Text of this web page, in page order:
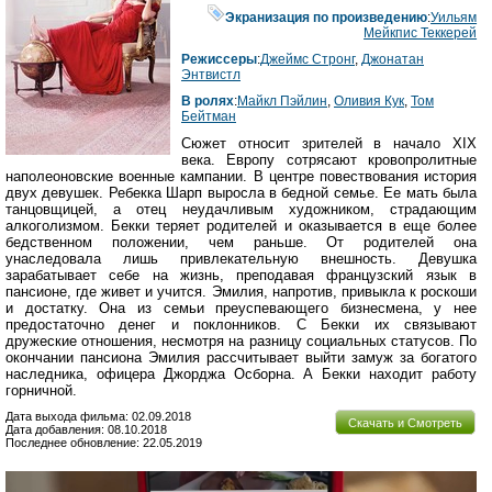
Экранизация по произведению:Уильям
Мейкпис Теккерей
Режиссеры:Джеймс Стронг, Джонатан
Энтвистл
В ролях:Майкл Пэйлин Оливия Кук Том
Бейтман
Сюжет относит зрителей в начало XIX
века. Европу сотрясают кровопролитные
наполеоновские военные кампании. В центре повествования история
двух девушек. Ребекка Шарп выросла в бедной семье. Ее мать была
танцовщицей, а отец неудачливым художником, страдающим
алкоголизмом. Бекки теряет родителей и оказывается в еще более
бедственном положении, чем раньше. От родителей она
унаследовала лишь привлекательную внешность. Девушка
зарабатывает себе на жизнь, преподавая французский язык в
пансионе, где живет и учится. Эмилия, напротив, привыкла к роскоши
и достатку. Она из семьи преуспевающего бизнесмена, у нее
предостаточно денег и поклонников. С Бекки их связывают
дружеские отношения, несмотря на разницу социальных статусов. По
окончании пансиона Эмилия рассчитывает выйти замуж за богатого
наследника, офицера Джорджа Осборна. А Бекки находит работу
горничной.
Скачать и Смотреть
Дата выхода фильма: 02.09.2018
Дата добавления: 08.10.2018
Последнее обновление: 22.05.2019